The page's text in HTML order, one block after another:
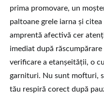
prima promovare, un
paltoane grele iarna și
amprentă afectivă cer
imediat după
verificare a etanșeității, o
garnituri. Nu sunt mofturi,
tău respiră corect după